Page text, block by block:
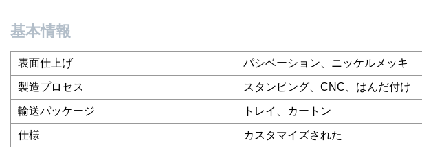
基本情報
表面仕上げ パシベーション、ニッケルメッキ
製造プロセス スタンピング、CNC、はんだ付け
輸送パッケージ トレイ、カートン
仕様 カスタマイズされた